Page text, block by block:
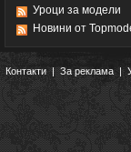
Уроци за модели
Новини от
Контакти|За реклама |